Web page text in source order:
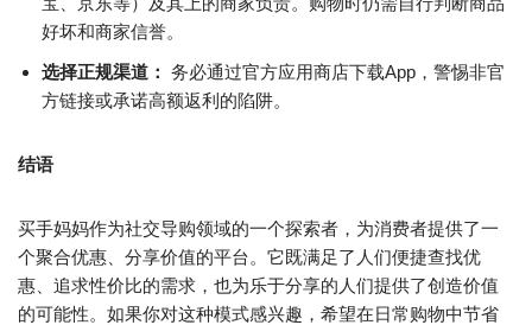
好坏和商家信誉。
选择正规渠道： 务必通过官方应用商店下载App，警惕非官
方链接或承诺高额返利的陷阱。
结语
买手妈妈作为社交导购领域的一个探索者，为消费者提供了一
个聚合优惠、分享价值的平台。它既满足了人们便捷查找优
惠、追求性价比的需求，也为乐于分享的人们提供了创造价值
的可能性。如果你对这种模式感兴趣，希望在日常购物中节省